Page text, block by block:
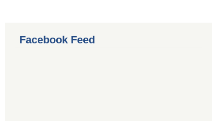
Facebook Feed